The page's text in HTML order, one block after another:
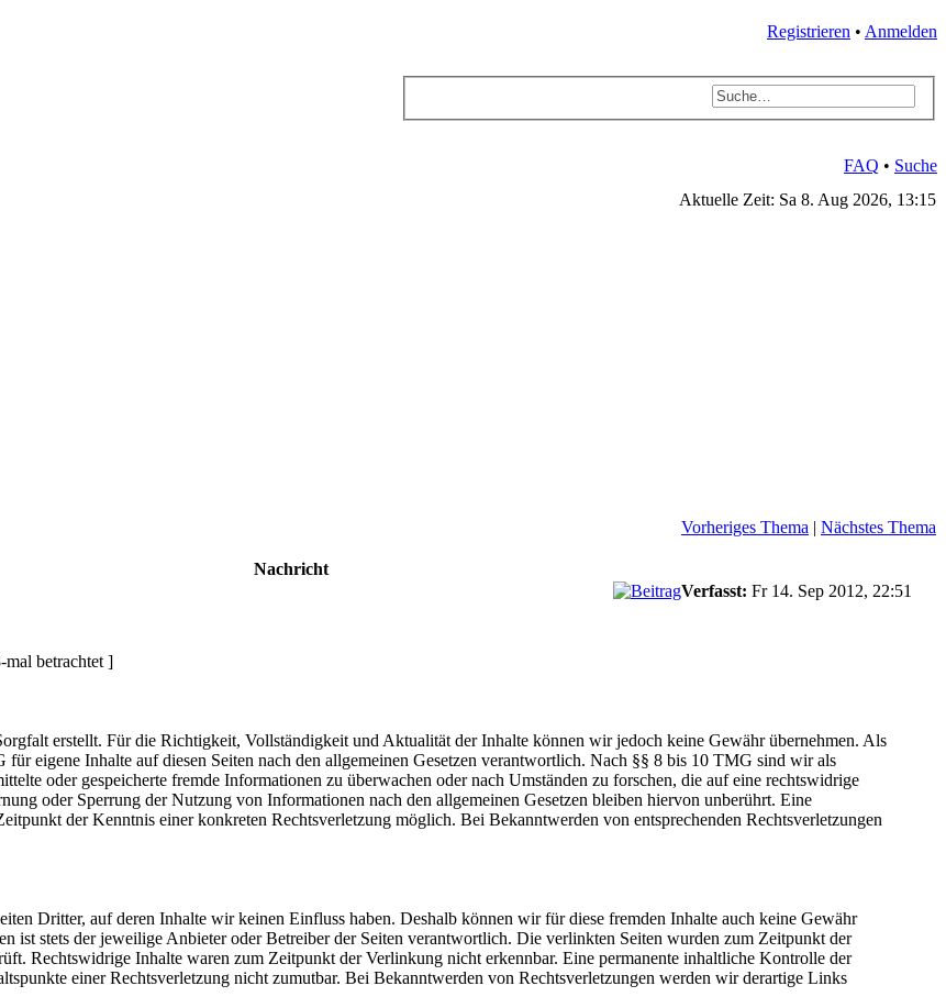
Registrieren • Anmelden
FAQ • Suche
Aktuelle Zeit: Sa 8. Aug 2026, 13:15
Vorheriges Thema | Nächstes Thema
Nachricht
Verfasst: Fr 14. Sep 2012, 22:51
betrachtet ]
erstellt. Für die Richtigkeit, Vollständigkeit und Aktualität der Inhalte können wir jedoch keine Gewähr übernehmen. Als
eigene Inhalte auf diesen Seiten nach den allgemeinen Gesetzen verantwortlich. Nach §§ 8 bis 10 TMG sind wir als
oder gespeicherte fremde Informationen zu überwachen oder nach Umständen zu forschen, die auf eine rechtswidrige
oder Sperrung der Nutzung von Informationen nach den allgemeinen Gesetzen bleiben hiervon unberührt. Eine
der Kenntnis einer konkreten Rechtsverletzung möglich. Bei Bekanntwerden von entsprechenden Rechtsverletzungen
Dritter, auf deren Inhalte wir keinen Einfluss haben. Deshalb können wir für diese fremden Inhalte auch keine Gewähr
ist stets der jeweilige Anbieter oder Betreiber der Seiten verantwortlich. Die verlinkten Seiten wurden zum Zeitpunkt der
Rechtswidrige Inhalte waren zum Zeitpunkt der Verlinkung nicht erkennbar. Eine permanente inhaltliche Kontrolle der
einer Rechtsverletzung nicht zumutbar. Bei Bekanntwerden von Rechtsverletzungen werden wir derartige Links